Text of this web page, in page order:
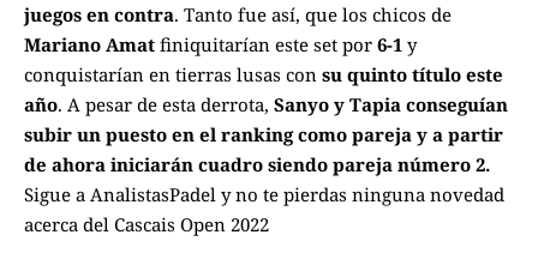
juegos en contra. Tanto fue así, que los chicos de
Mariano Amat finiquitarían este set por 6-1 y
conquistarían en tierras lusas con su quinto título este
año. A pesar de esta derrota, Sanyo y Tapia conseguían
subir un puesto en el ranking como pareja y a partir
de ahora iniciarán cuadro siendo pareja número 2.
Sigue a AnalistasPadel y no te pierdas ninguna novedad
acerca del Cascais Open 2022